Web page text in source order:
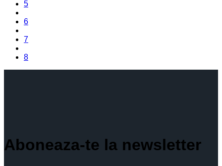
5
6
7
8
Aboneaza-te la newsletter